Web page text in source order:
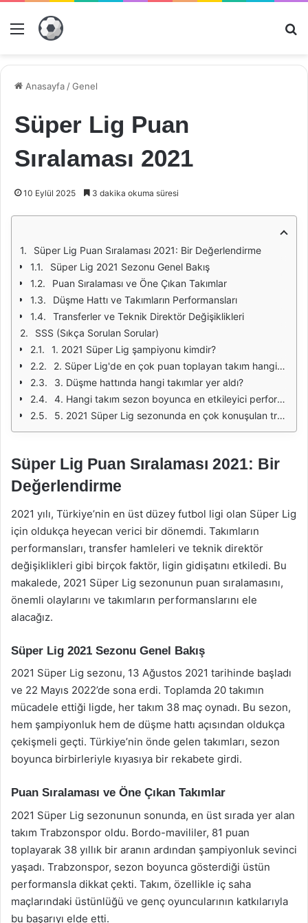
Menü
Anasayfa /Genel
Süper Lig Puan
Sıralaması 2021
10 Eylül 2025 3 dakika okuma süresi
Süper Lig Puan Sıralaması 2021: Bir Değerlendirme
Süper Lig 2021 Sezonu Genel Bakış
Puan Sıralaması ve Öne Çıkan Takımlar
Düşme Hattı ve Takımların Performansları
Transferler ve Teknik Direktör Değişiklikleri
SSS (Sıkça Sorulan Sorular)
1. 2021 Süper Lig şampiyonu kimdir?
2. Süper Lig'de en çok puan toplayan takım hangisidir?
3. Düşme hattında hangi takımlar yer aldı?
4. Hangi takım sezon boyunca en etkileyici performansı sergiledi?
5. 2021 Süper Lig sezonunda en çok konuşulan transferler hangileridir?
Süper Lig Puan Sıralaması 2021: Bir
Değerlendirme
2021 yılı, Türkiye’nin en üst düzey futbol ligi olan Süper Lig
için oldukça heyecan verici bir dönemdi. Takımların
performansları, transfer hamleleri ve teknik direktör
değişiklikleri gibi birçok faktör, ligin gidişatını etkiledi. Bu
makalede, 2021 Süper Lig sezonunun puan sıralamasını,
önemli olaylarını ve takımların performanslarını ele
alacağız.
Süper Lig 2021 Sezonu Genel Bakış
2021 Süper Lig sezonu, 13 Ağustos 2021 tarihinde başladı
ve 22 Mayıs 2022’de sona erdi. Toplamda 20 takımın
mücadele ettiği ligde, her takım 38 maç oynadı. Bu sezon,
hem şampiyonluk hem de düşme hattı açısından oldukça
çekişmeli geçti. Türkiye’nin önde gelen takımları, sezon
boyunca birbirleriyle kıyasıya bir rekabete girdi.
Puan Sıralaması ve Öne Çıkan Takımlar
2021 Süper Lig sezonunun sonunda, en üst sırada yer alan
takım Trabzonspor oldu. Bordo-mavililer, 81 puan
toplayarak 38 yıllık bir aranın ardından şampiyonluk sevinci
yaşadı. Trabzonspor, sezon boyunca gösterdiği üstün
performansla dikkat çekti. Takım, özellikle iç saha
maçlarındaki üstünlüğü ve genç oyuncularının katkılarıyla
bu başarıyı elde etti.